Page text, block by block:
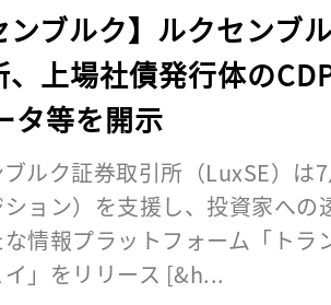
ンブルク】ルクセンブ
、上場社債発行体の
タ等を開示
ルク証券取引所（LuxSE）は
ション）を支援し、投資家へ
な情報プラットフォーム「ト
」をリリース [&h...